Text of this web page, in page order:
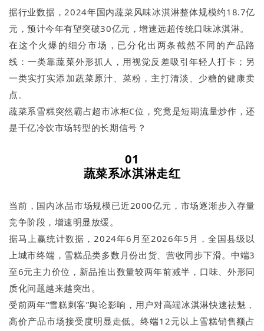
据行业数据，2024年国内蔬菜风味冰淇淋整体规模约18.7亿
元，预计今年有望突破30亿元，增速远超传统口味冰淇淋。
在这个火爆的细分市场，已分化出两条截然不同的产品路
线：一类靠蔬菜外形抓人，用视觉反差吸引年轻人打卡；另
一类实打实添加蔬菜原汁、菜粉，主打清淡、少糖的健康卖
点。
蔬菜系雪糕突然霸占超市冰柜C位，究竟是短期流量炒作，还
是千亿冷饮市场转型的长期信号？
01
蔬菜系冰淇淋走红
当前，国内冰品市场规模已近2000亿元，市场逐渐步入存量
竞争阶段，增速明显放缓。
据马上赢统计数据，2024年6月至2026年5月，全国县级以
上城市终端，雪糕品类多数月份出货、营收同步下滑。中端3
至6元主力价位，新品推出数量较两年前减半，口味、外形同
质化问题越来越突出。
受前两年“雪糕刺客”舆论影响，用户对高端冰淇淋快速祛魅，
高价产品市场接受度明显走低。终端12元以上雪糕销售额占